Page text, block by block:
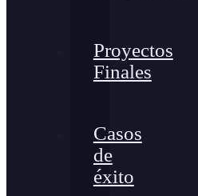
Proyectos
Finales
Casos
de
éxito